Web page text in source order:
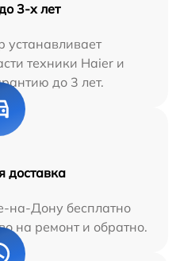
3-х лет
устанавливает
техники Haier и
до 3 лет.
доставка
на-Дону бесплатно
на ремонт и обратно.